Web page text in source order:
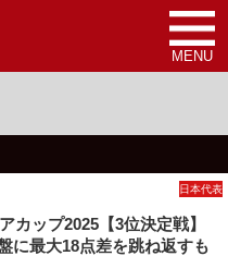
MENU
日本代表
カップ2025【3位決定戦】
に最大18点差を跳ね返すも